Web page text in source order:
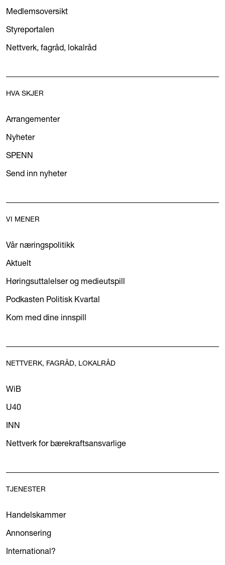
Medlemsoversikt
Styreportalen
Nettverk, fagråd, lokalråd
HVA SKJER
Arrangementer
Nyheter
SPENN
Send inn nyheter
VI MENER
Vår næringspolitikk
Aktuelt
Høringsuttalelser og medieutspill
Podkasten Politisk Kvartal
Kom med dine innspill
NETTVERK, FAGRÅD, LOKALRÅD
WiB
U40
INN
Nettverk for bærekraftsansvarlige
TJENESTER
Handelskammer
Annonsering
International?